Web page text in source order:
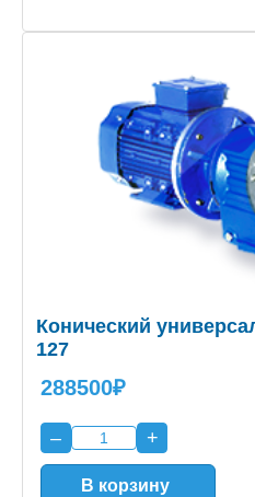
Конический
127
288500₽
– +
В корзину